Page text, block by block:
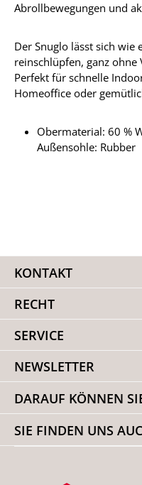
Abrollbewegungen und
Der Snuglo lässt sich wie
reinschlüpfen, ganz ohne
Perfekt für schnelle
Homeoffice oder
Obermaterial: 60 %
Außensohle: Rubber
KONTAKT
RECHT
SERVICE
NEWSLETTER
DARAUF KÖNNEN
SIE FINDEN UNS